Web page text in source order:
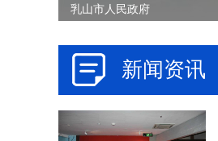
乳山市人民政府
新闻资讯